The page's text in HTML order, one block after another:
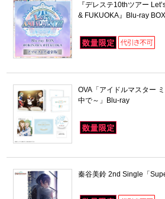
『デレステ10thツアー
& FUKUOKA』Blu-ray
OVA「アイドルマスター
中で～」Blu-ray
秦谷美鈴 2nd Single「